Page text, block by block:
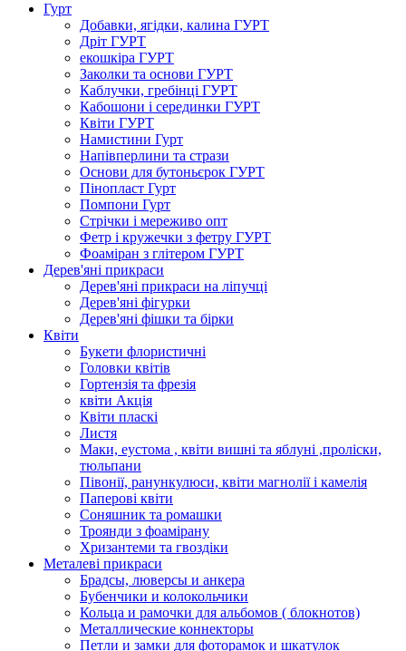
Гурт
Добавки, ягідки, калина ГУРТ
Дріт ГУРТ
екошкіра ГУРТ
Заколки та основи ГУРТ
Каблучки, гребінці ГУРТ
Кабошони і серединки ГУРТ
Квіти ГУРТ
Намистини Гурт
Напівперлини та стрази
Основи для бутоньєрок ГУРТ
Пінопласт Гурт
Помпони Гурт
Стрічки і мереживо опт
Фетр і кружечки з фетру ГУРТ
Фоаміран з глітером ГУРТ
Дерев'яні прикраси
Дерев'яні прикраси на ліпучці
Дерев'яні фігурки
Дерев'яні фішки та бірки
Квіти
Букети флористичні
Головки квітів
Гортензія та фрезія
квіти Акція
Квіти пласкі
Листя
Маки, еустома , квіти вишні та яблуні ,проліски,
тюльпани
Півонії, ранункулюси, квіти магнолії і камелія
Паперові квіти
Соняшник та ромашки
Троянди з фоамірану
Хризантеми та гвоздіки
Металеві прикраси
Брадсы, люверсы и анкера
Бубенчики и колокольчики
Кольца и рамочки для альбомов ( блокнотов)
Металлические коннекторы
Петли и замки для фоторамок и шкатулок